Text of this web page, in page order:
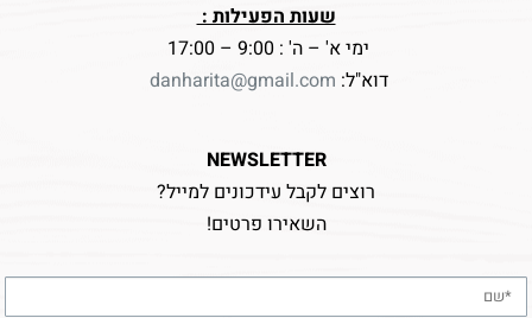
שעות הפעילות :
ימי א' – ה' : 9:00 – 17:00
דוא"ל: danharita@gmail.com
NEWSLETTER
רוצים לקבל עידכונים למייל?
השאירו פרטים!